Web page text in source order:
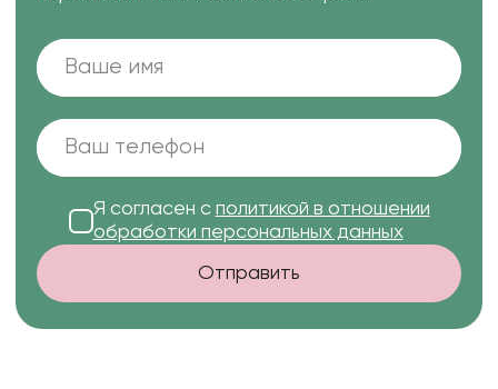
Я согласен с политикой в отношении
обработки персональных данных
Отправить